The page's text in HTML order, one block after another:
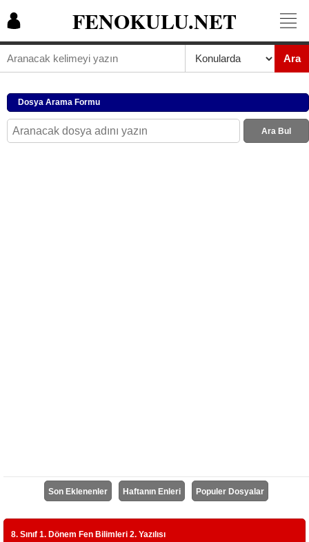
FENOKULU.NET
Ara
Dosya Arama Formu
Ara Bul
Son Eklenenler Haftanın Enleri Populer Dosyalar
8. Sınıf 1. Dönem Fen Bilimleri 2. Yazılısı